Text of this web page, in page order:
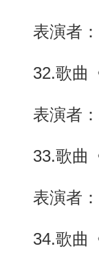
表演者：
32.歌曲《
表演者：
33.歌曲《
表演者：
34.歌曲《